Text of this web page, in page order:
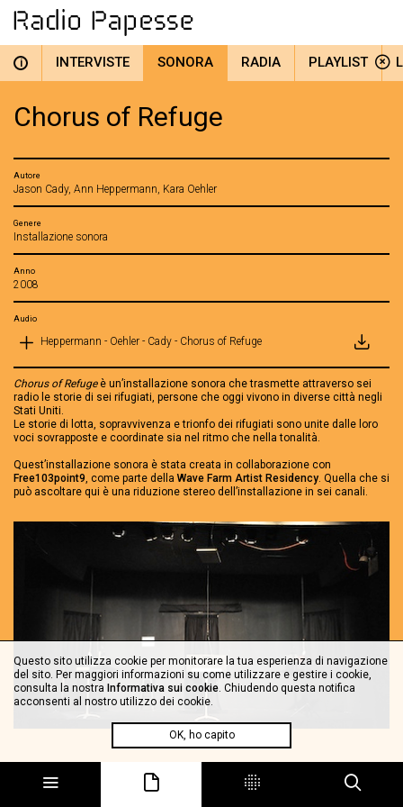
i INTERVISTE SONORA RADIA PLAYLIST
Chorus of Refuge
Autore
Jason Cady, Ann Heppermann, Kara Oehler
Genere
Installazione sonora
Anno
2008
Audio
Heppermann - Oehler - Cady - Chorus of Refuge
Chorus of Refugeè un’installazione sonora che trasmette attraverso sei
radio le storie di sei rifugiati, persone che oggi vivono in diverse città negli
Stati Uniti.
Le storie di lotta, sopravvivenza e trionfo dei rifugiati sono unite dalle loro
voci sovrapposte e coordinate sia nel ritmo che nella tonalità.
Quest’installazione sonora è stata creata in collaborazione con
Free103point9, come parte della Wave Farm Artist Residency. Quella che si
può ascoltare qui è una riduzione stereo dell’installazione in sei canali.
Ann Heppermann
sono due radio producers che lavorano
fra Brooklyn e Boston. Le storie e i documentari che hanno prodotto sono
stati trasmessi da trasmissioni e radio come: This American Life, Morning
Questo sito utilizza cookie per monitorare la tua esperienza di navigazione
del sito. Per maggiori informazioni su come utilizzare e gestire i cookie,
consulta la nostra Informativa sui cookie. Chiudendo questa notifica
acconsenti al nostro utilizzo dei cookie.
OK, ho capito